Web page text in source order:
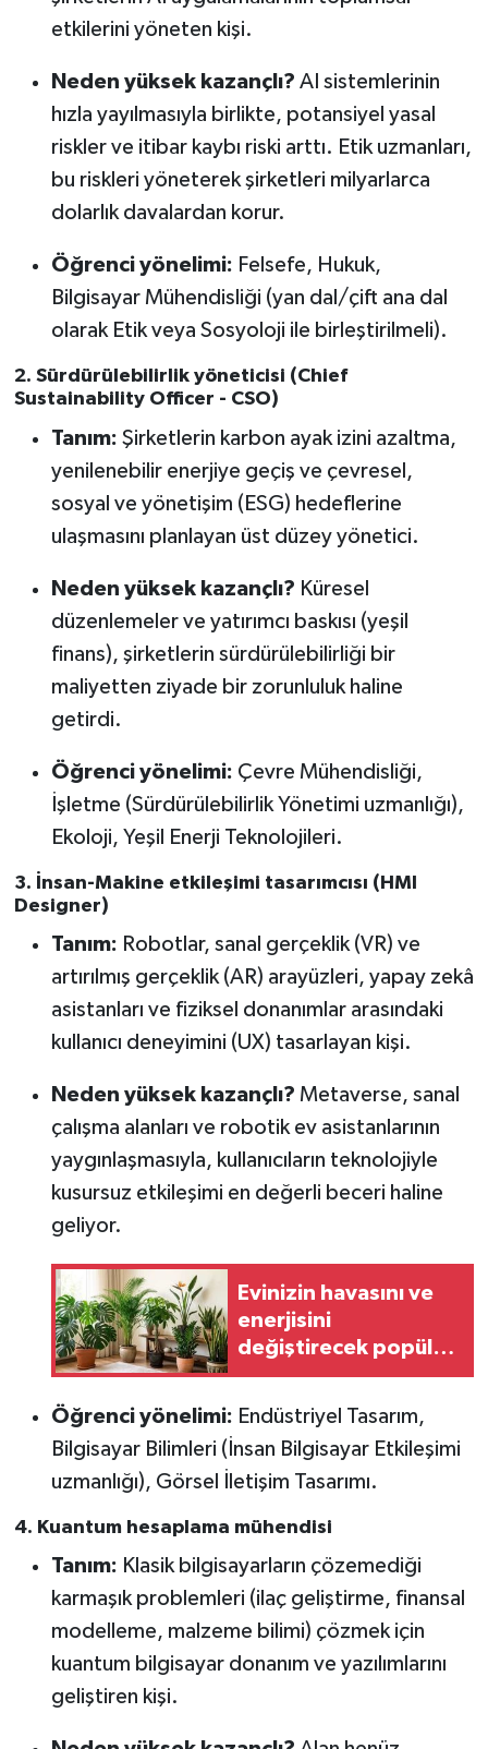
etkilerini yöneten kişi.
Neden yüksek kazançlı? AI sistemlerinin
hızla yayılmasıyla birlikte, potansiyel yasal
riskler ve itibar kaybı riski arttı. Etik uzmanları,
bu riskleri yöneterek şirketleri milyarlarca
dolarlık davalardan korur.
Öğrenci yönelimi: Felsefe, Hukuk,
Bilgisayar Mühendisliği (yan dal/çift ana dal
olarak Etik veya Sosyoloji ile birleştirilmeli).
2. Sürdürülebilirlik yöneticisi (Chief
Sustainability Officer - CSO)
Tanım: Şirketlerin karbon ayak izini azaltma,
yenilenebilir enerjiye geçiş ve çevresel,
sosyal ve yönetişim (ESG) hedeflerine
ulaşmasını planlayan üst düzey yönetici.
Neden yüksek kazançlı? Küresel
düzenlemeler ve yatırımcı baskısı (yeşil
finans), şirketlerin sürdürülebilirliği bir
maliyetten ziyade bir zorunluluk haline
getirdi.
Öğrenci yönelimi: Çevre Mühendisliği,
İşletme (Sürdürülebilirlik Yönetimi uzmanlığı),
Ekoloji, Yeşil Enerji Teknolojileri.
3. İnsan-Makine etkileşimi tasarımcısı (HMI
Designer)
Tanım: Robotlar, sanal gerçeklik (VR) ve
artırılmış gerçeklik (AR) arayüzleri, yapay zekâ
asistanları ve fiziksel donanımlar arasındaki
kullanıcı deneyimini (UX) tasarlayan kişi.
Neden yüksek kazançlı? Metaverse, sanal
çalışma alanları ve robotik ev asistanlarının
yaygınlaşmasıyla, kullanıcıların teknolojiyle
kusursuz etkileşimi en değerli beceri haline
geliyor.
Evinizin havasını ve
enerjisini
değiştirecek popüler
iç mekân bitkileri
Öğrenci yönelimi: Endüstriyel Tasarım,
Bilgisayar Bilimleri (İnsan Bilgisayar Etkileşimi
uzmanlığı), Görsel İletişim Tasarımı.
4. Kuantum hesaplama mühendisi
Tanım: Klasik bilgisayarların çözemediği
karmaşık problemleri (ilaç geliştirme, finansal
modelleme, malzeme bilimi) çözmek için
kuantum bilgisayar donanım ve yazılımlarını
geliştiren kişi.